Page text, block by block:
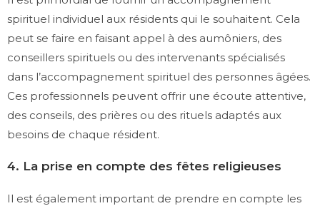
spirituel individuel aux résidents qui le souhaitent. Cela
peut se faire en faisant appel à des aumôniers, des
conseillers spirituels ou des intervenants spécialisés
dans l’accompagnement spirituel des personnes âgées.
Ces professionnels peuvent offrir une écoute attentive,
des conseils, des prières ou des rituels adaptés aux
besoins de chaque résident.
4. La prise en compte des fêtes religieuses
Il est également important de prendre en compte les